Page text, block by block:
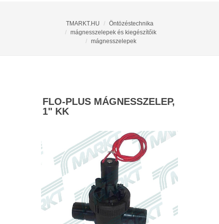
TMARKT.HU
Öntözéstechnika
mágnesszelepek és kiegészítőik
mágnesszelepek
FLO-PLUS MÁGNESSZELEP,
1" KK